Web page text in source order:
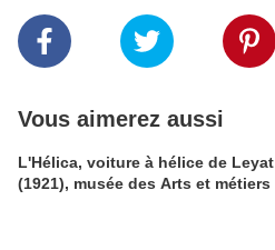
Vous aimerez aussi
L'Hélica, voiture à hélice de Leyat
(1921), musée des Arts et métiers